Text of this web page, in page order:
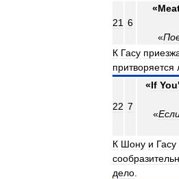
21 6
«
«
К Гасу
притворяется
22 7
«If You'
«
К Шону и Гасу
дело